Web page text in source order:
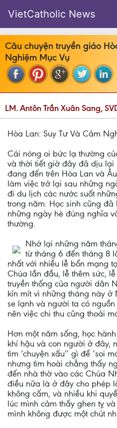
VietCatholic News
Câu chuyện truyền giáo
Nghiệm Mục Vụ
LM. Antôn Trần Xuân Sang,
Hòa Lan: Suy Tư Và Cảm
Cái nóng oi bức lạ thường
và thời tiết giờ đây đã dịu lại
đang đến trên Hòa Lan và
làm việc trở lại sau những
đi du lịch các nước suốt
trong năm. Học sinh cũng
những ngày hè đúng nghĩa
thường.
Nhớ lại những năm
từ tháng 6 đến tháng 8
nhất với nhiều lễ bổn mạng
Chúa lần đầu, lễ thêm sức,
truyền thống của người dân
kín mít vì những tháng này
se lạnh và người ta có
nên việc chi thu cũng thoải
Hơn một năm sống, học
khí hậu và con người ở đây,
tìm ‘chuyện xấu’’ gì để ‘soi
nhưng tìm hoài chẳng thấy
đến nhà thờ vào các Chúa
điều nữa là ở đây cho phép
không cấm, và nhiều khi
lúc mình cảm thấy ghen tỵ
mình không được một chút